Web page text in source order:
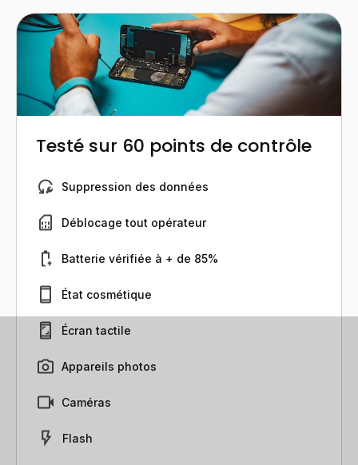
Testé sur 60 points de contrôle
Suppression des données
Déblocage tout opérateur
Batterie vérifiée à + de 85%
État cosmétique
Écran tactile
Appareils photos
Caméras
Flash